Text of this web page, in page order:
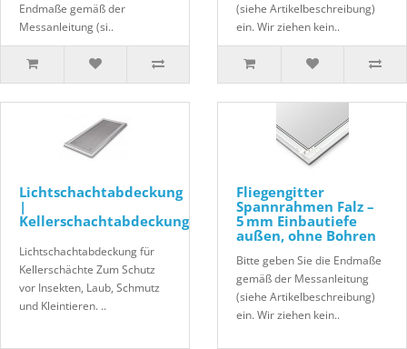
Endmaße gemäß der
Messanleitung (si..
(siehe Artikelbeschreibung)
ein. Wir ziehen kein..
Lichtschachtabdeckung
|
Kellerschachtabdeckung
Lichtschachtabdeckung für
Kellerschächte Zum Schutz
vor Insekten, Laub, Schmutz
und Kleintieren. ..
Fliegengitter
Spannrahmen Falz –
5 mm Einbautiefe
außen, ohne Bohren
Bitte geben Sie die Endmaße
gemäß der Messanleitung
(siehe Artikelbeschreibung)
ein. Wir ziehen kein..